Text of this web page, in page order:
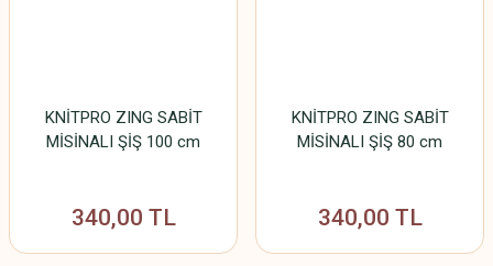
KNİTPRO ZING SABİT
MİSİNALI ŞİŞ 100 cm
340,00 TL
KNİTPRO ZING SABİT
MİSİNALI ŞİŞ 80 cm
340,00 TL